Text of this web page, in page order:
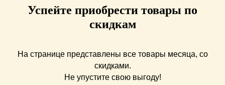
Успейте приобрести товары по
скидкам
На странице представлены все товары месяца, со
скидками.
Не упустите свою выгоду!